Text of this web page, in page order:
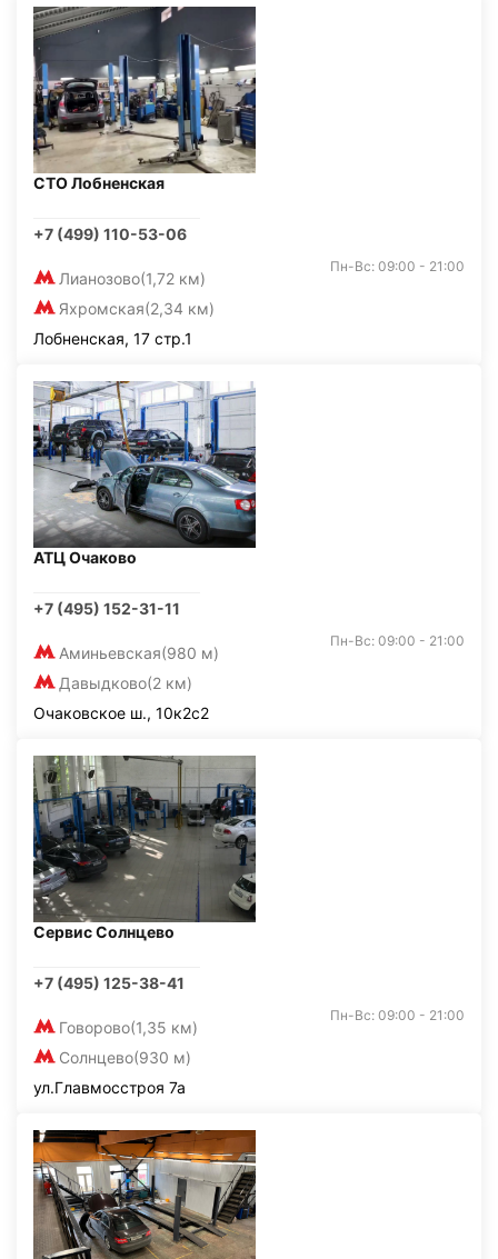
СТО Лобненская
+7 (499) 110-53-06
Лианозово(1,72 км)
Яхромская(2,34 км)
Пн-Вс: 09:00 - 21:00
Лобненская, 17 стр.1
АТЦ Очаково
+7 (495) 152-31-11
Аминьевская(980 м)
Давыдково(2 км)
Пн-Вс: 09:00 - 21:00
Очаковское ш., 10к2с2
Сервис Солнцево
+7 (495) 125-38-41
Говорово(1,35 км)
Солнцево(930 м)
Пн-Вс: 09:00 - 21:00
ул.Главмосстроя 7а